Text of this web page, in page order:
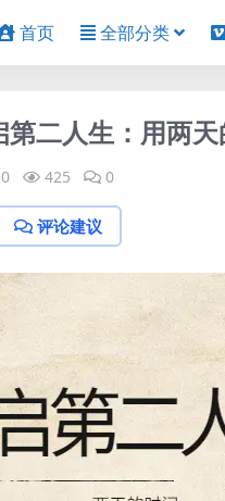
首页 全部分类
二人生：用两
0 425 0
评论建议